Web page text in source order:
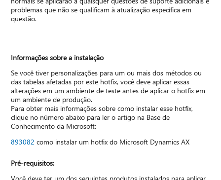
problemas que não se qualificam à atualização específica em
questão.
Informações sobre a instalação
Se você tiver personalizações para um ou mais dos métodos ou
das tabelas afetadas por este hotfix, você deve aplicar essas
alterações em um ambiente de teste antes de aplicar o hotfix em
um ambiente de produção.
Para obter mais informações sobre como instalar esse hotfix,
clique no número abaixo para ler o artigo na Base de
Conhecimento da Microsoft:
893082 como instalar um hotfix do Microsoft Dynamics AX
Pré-requisitos:
Você deve ter um dos seguintes produtos instalados para aplicar